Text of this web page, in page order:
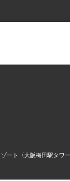
ート〈大阪梅田駅タワ